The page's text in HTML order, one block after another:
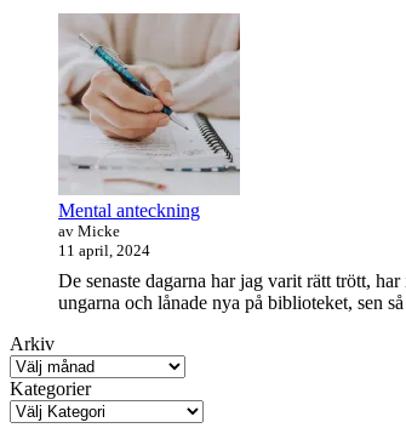
Mental anteckning
av Micke
11 april, 2024
De senaste dagarna har jag varit rätt trött,
ungarna och lånade nya på biblioteket, sen
Arkiv
Kategorier